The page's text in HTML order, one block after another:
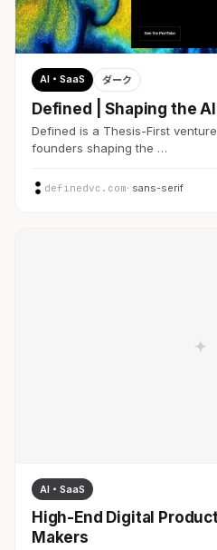
AI・SaaS ダーク
Defined | Shaping the
Defined is a Thesis-First
founders shaping the …
definedvc.com· sans-serif
AI・SaaS
High-End Digital
Makers